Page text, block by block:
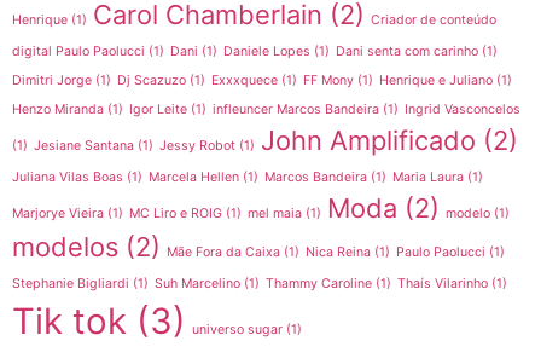
Henrique (1) Carol Chamberlain (2) Criador de conteúdo
digital Paulo Paolucci (1) Dani (1) Daniele Lopes (1) Dani senta com carinho (1)
Dimitri Jorge (1) Dj Scazuzo (1) Exxxquece (1) FF Mony (1) Henrique e Juliano (1)
Henzo Miranda (1) Igor Leite (1) infleuncer Marcos Bandeira (1) Ingrid Vasconcelos
(1) Jesiane Santana (1) Jessy Robot (1) John Amplificado (2)
Juliana Vilas Boas (1) Marcela Hellen (1) Marcos Bandeira (1) Maria Laura (1)
Marjorye Vieira (1) MC Liro e ROIG (1) mel maia (1) Moda (2) modelo (1)
modelos (2) Mãe Fora da Caixa (1) Nica Reina (1) Paulo Paolucci (1)
Stephanie Bigliardi (1) Suh Marcelino (1) Thammy Caroline (1) Thaís Vilarinho (1)
Tik tok (3) universo sugar (1)